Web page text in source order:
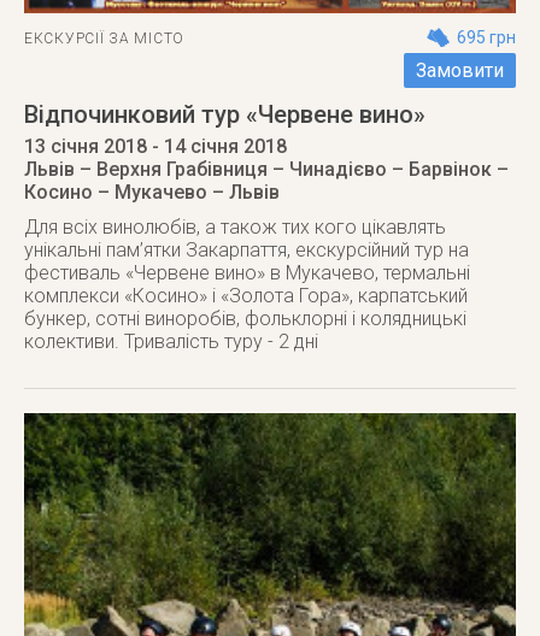
ЕКСКУРСІЇ ЗА МІСТО 695 грн
Замовити
Відпочинковий тур «Червене вино»
13 січня 2018 - 14 січня 2018
Львів – Верхня Грабівниця – Чинадієво – Барвінок –
Косино – Мукачево – Львів
Для всіх винолюбів, а також тих кого цікавлять
унікальні пам’ятки Закарпаття, екскурсійний тур на
фестиваль «Червене вино» в Мукачево, термальні
комплекси «Косино» і «Золота Гора», карпатський
бункер, сотні виноробів, фольклорні і колядницькі
колективи. Тривалість туру - 2 дні